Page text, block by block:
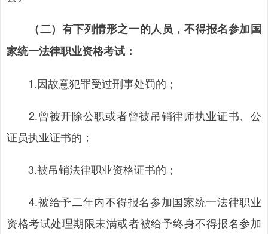
（二）有下列情形之一的人员，不得报名参加国
家统一法律职业资格考试：
1.因故意犯罪受过刑事处罚的；
2.曾被开除公职或者曾被吊销律师执业证书、公
证员执业证书的；
3.被吊销法律职业资格证书的；
4.被给予二年内不得报名参加国家统一法律职业
资格考试处理期限未满或者被给予终身不得报名参加